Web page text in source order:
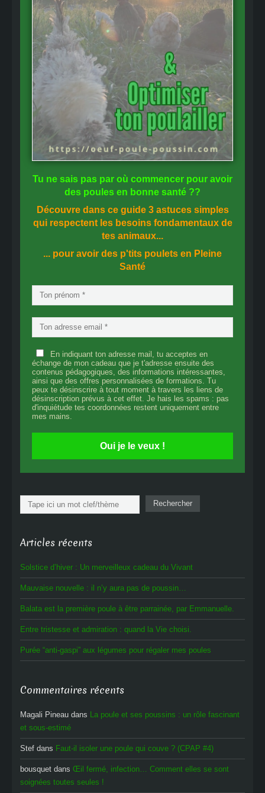
Tu ne sais pas par où commencer pour avoir
des poules en bonne santé ??
Découvre dans ce guide 3 astuces simples
qui respectent les besoins fondamentaux de
tes animaux...
... pour avoir des p'tits poulets en Pleine
Santé
En indiquant ton adresse mail, tu acceptes en
échange de mon cadeau que je t'adresse ensuite des
contenus pédagogiques, des informations intéressantes,
ainsi que des offres personnalisées de formations. Tu
peux te désinscrire à tout moment à travers les liens de
désinscription prévus à cet effet. Je hais les spams : pas
d'inquiétude tes coordonnées restent uniquement entre
mes mains.
Oui je le veux !
Rechercher Rechercher
Articles récents
Solstice d’hiver : Un merveilleux cadeau du Vivant
Mauvaise nouvelle : il n’y aura pas de poussin…
Balata est la première poule à être parrainée, par Emmanuelle.
Entre tristesse et admiration : quand la Vie choisi.
Purée “anti-gaspi” aux légumes pour régaler mes poules
Commentaires récents
Magali Pineau dans La poule et ses poussins : un rôle fascinant
et sous-estimé
Stef dans Faut-il isoler une poule qui couve ? (CPAP #4)
bousquet dans Œil fermé, infection… Comment elles se sont
soignées toutes seules !